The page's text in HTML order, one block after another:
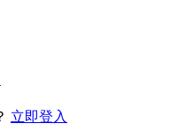
立即登入